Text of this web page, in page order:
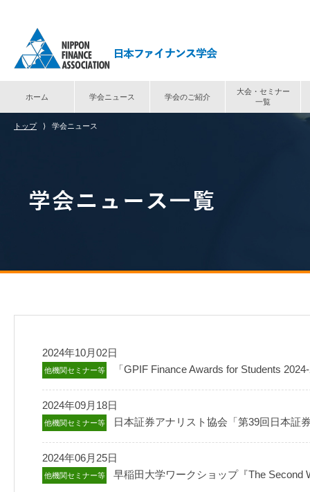
ホーム 学会ニュース 学会のご紹介
大会・セミナー
一覧
トップ ⟩ 学会ニュース
2024年10月02日
他機関セミナー等 「GPIF Finance Awards for Students
2024年09月18日
他機関セミナー等 日本証券アナリスト協会「第39回日本証
2024年06月25日
他機関セミナー等 早稲田大学ワークショップ『The Second